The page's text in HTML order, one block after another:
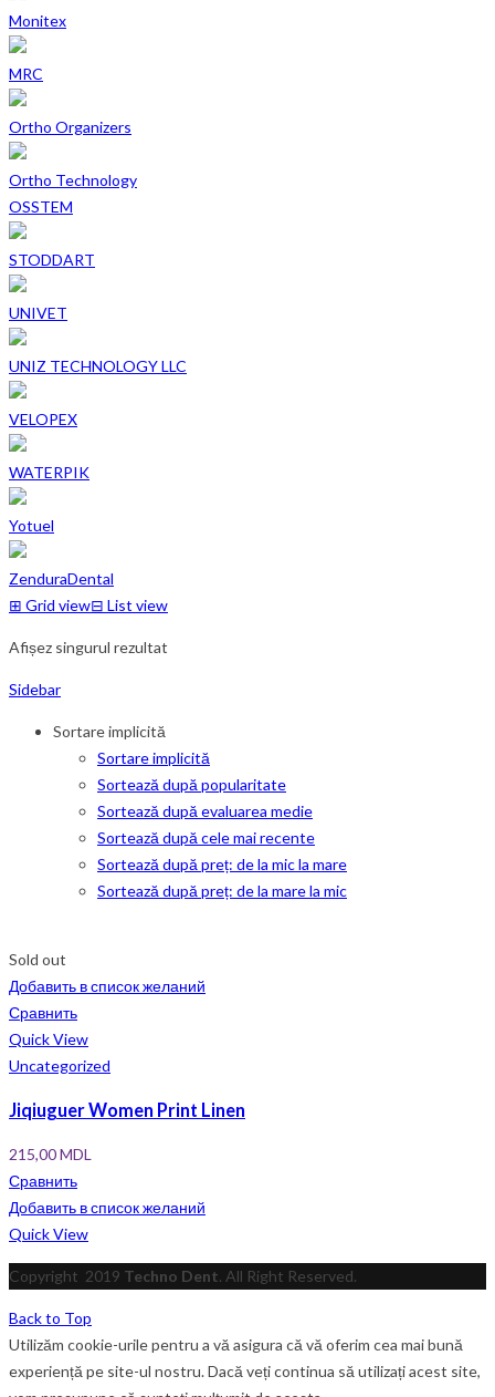
Monitex
MRC
Ortho Organizers
Ortho Technology
OSSTEM
STODDART
UNIVET
UNIZ TECHNOLOGY LLC
VELOPEX
WATERPIK
Yotuel
ZenduraDental
⊞ Grid view⊟ List view
Afișez singurul rezultat
Sidebar
Sortare implicită
Sortare implicită
Sortează după popularitate
Sortează după evaluarea medie
Sortează după cele mai recente
Sortează după preț: de la mic la mare
Sortează după preț: de la mare la mic
Sold out
Добавить в список желаний
Сравнить
Quick View
Uncategorized
Jiqiuguer Women Print Linen
215,00MDL
Сравнить
Добавить в список желаний
Quick View
Copyright 2019 Techno Dent. All Right Reserved.
Back to Top
Utilizăm cookie-urile pentru a vă asigura că vă oferim cea mai bună
experiență pe site-ul nostru. Dacă veți continua să utilizați acest site,